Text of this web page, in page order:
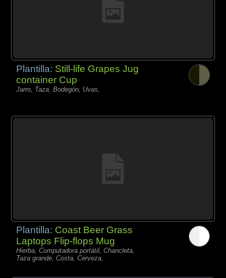
Plantilla: Still-life Grapes Jug
container Cup
Jarro, Taza, Bodegón, Uvas,
Plantilla: Coast Beer Grass
Laptops Flip-flops Mug
Hierba, Computadora portátil, Chancleta,
Taza grande, Costa, Cerveza,